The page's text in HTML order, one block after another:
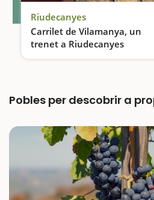
Riudecanyes
Carrilet de Vilamanya, un
trenet a Riudecanyes
Un trenet enmig de la natura
Pobles per descobrir a